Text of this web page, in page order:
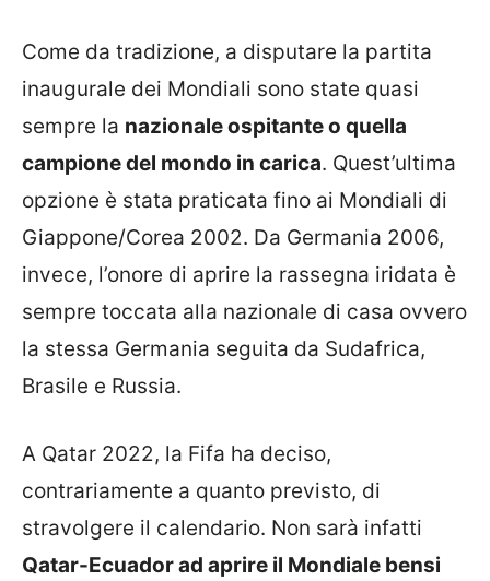
Come da tradizione, a disputare la partita
inaugurale dei Mondiali sono state quasi
sempre la nazionale ospitante o quella
campione del mondo in carica. Quest’ultima
opzione è stata praticata fino ai Mondiali di
Giappone/Corea 2002. Da Germania 2006,
invece, l’onore di aprire la rassegna iridata è
sempre toccata alla nazionale di casa ovvero
la stessa Germania seguita da Sudafrica,
Brasile e Russia.
A Qatar 2022, la Fifa ha deciso,
contrariamente a quanto previsto, di
stravolgere il calendario. Non sarà infatti
Qatar-Ecuador ad aprire il Mondiale bensi